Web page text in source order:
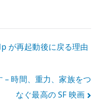
が再起動後に戻る理由
– 時間、重力、家族をつ
なぐ最高の SF 映画